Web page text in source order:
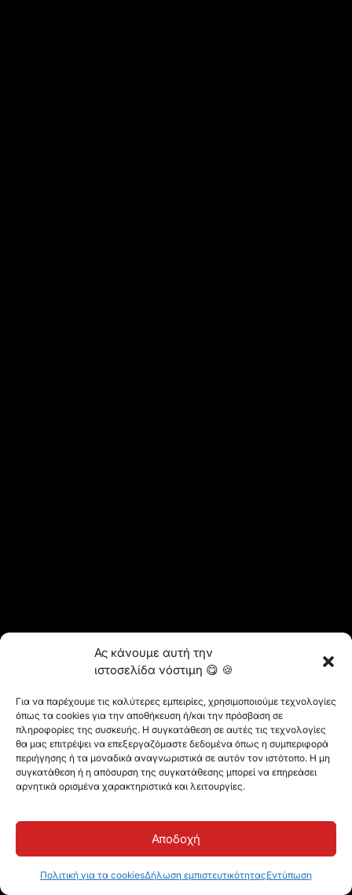
Ας κάνουμε αυτή την
ιστοσελίδα νόστιμη 😋 🍪
Για να παρέχουμε τις καλύτερες εμπειρίες, χρησιμοποιούμε τεχνολογίες
όπως τα cookies για την αποθήκευση ή/και την πρόσβαση σε
πληροφορίες της συσκευής. Η συγκατάθεση σε αυτές τις τεχνολογίες
θα μας επιτρέψει να επεξεργαζόμαστε δεδομένα όπως η συμπεριφορά
περιήγησης ή τα μοναδικά αναγνωριστικά σε αυτόν τον ιστότοπο. Η μη
συγκατάθεση ή η απόσυρση της συγκατάθεσης μπορεί να επηρεάσει
αρνητικά ορισμένα χαρακτηριστικά και λειτουργίες.
Αποδοχή
Πολιτική για τα cookiesΔήλωση εμπιστευτικότηταςΕντύπωση